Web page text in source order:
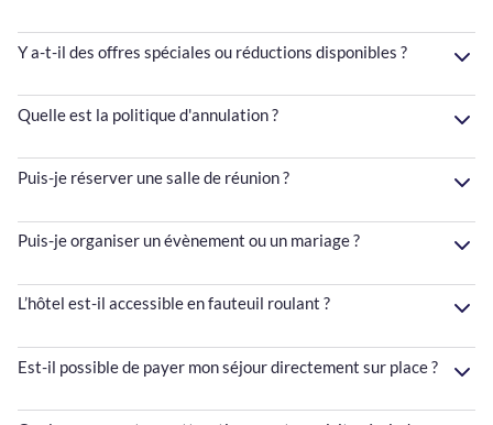
Y a-t-il des offres spéciales ou réductions disponibles ?
Quelle est la politique d'annulation ?
Puis-je réserver une salle de réunion ?
Puis-je organiser un évènement ou un mariage ?
L’hôtel est-il accessible en fauteuil roulant ?
Est-il possible de payer mon séjour directement sur place ?